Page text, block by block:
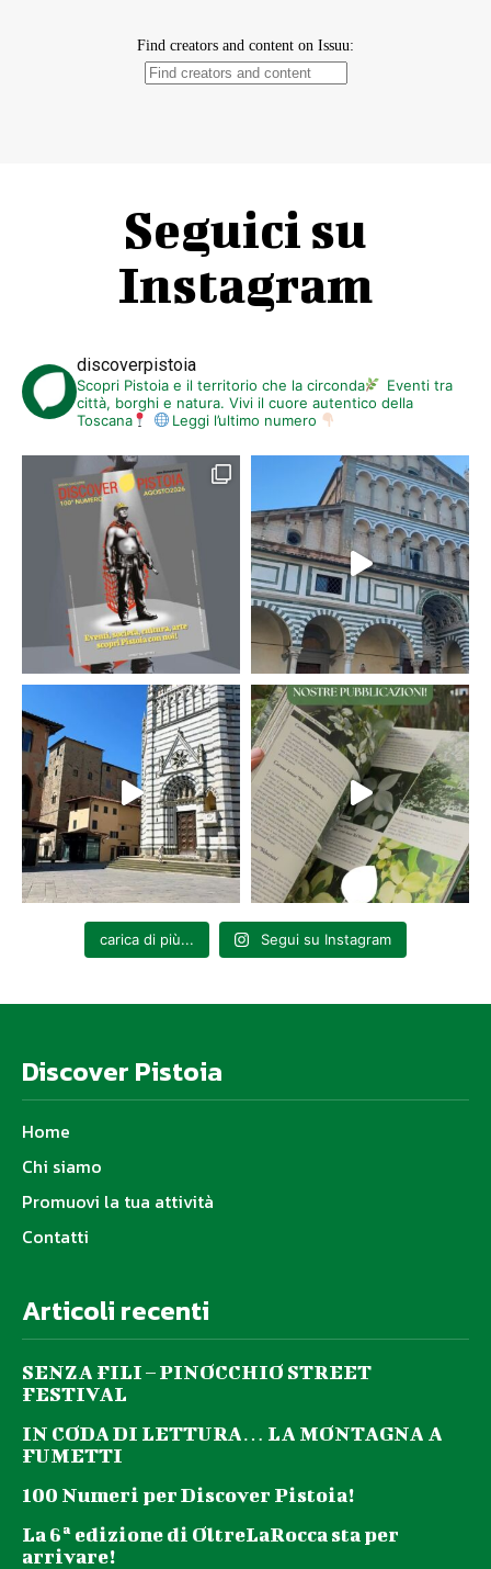
Seguici su
Instagram
discoverpistoia
Scopri Pistoia e il territorio che la circonda
Eventi tra
città, borghi e natura. Vivi il cuore autentico della
Toscana
Leggi l’ultimo numero
carica di più... Segui su Instagram
Discover Pistoia
Home
Chi siamo
Promuovi la tua attività
Contatti
Articoli recenti
SENZA FILI – PINOCCHIO STREET
FESTIVAL
IN CODA DI LETTURA… LA MONTAGNA A
FUMETTI
100 Numeri per Discover Pistoia!
La 6ª edizione di OltreLaRocca sta per
arrivare!